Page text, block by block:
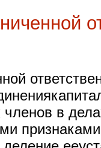
членов в